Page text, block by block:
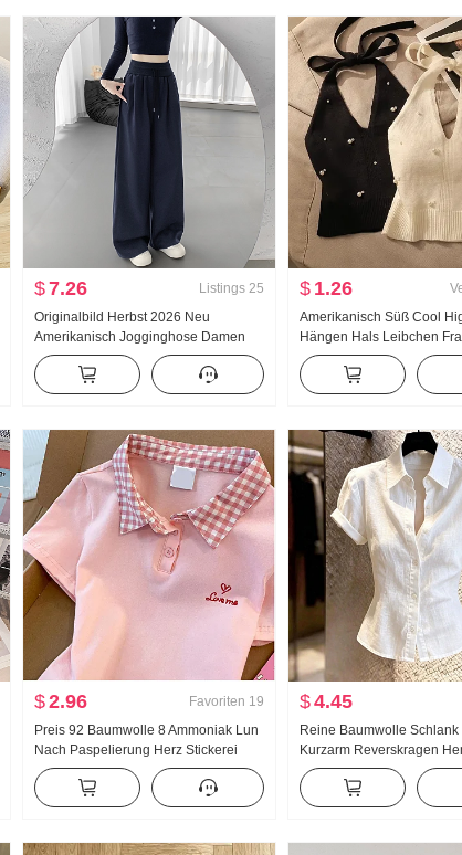
$7.26 Listings 25
Originalbild Herbst 2026 Neu
Amerikanisch Jogginghose Damen
Niedrige Taille Locker Lässig Breite
Beine Freizeit Wei Hosen Weite Hose
Kind
$ 1.26
Amerikanisch Süß Cool
Hängen Hals Leibchen
Sommer Außerhalb zu
Innerhalb Nehmen
Girl Strick Bandeau Top
$2.96 Favoriten 19
Preis 92 Baumwolle 8 Ammoniak Lun
Nach Paspelierung Herz Stickerei
Süß Kurz Polo-Kragen T-Shirt Schlank
Petite Modisch
$4.45
Reine Baumwolle Schlank
Kurzarm Reverskragen
Damen 2026 Sommer Fort
Gefühl Leicht Luxus Sanft